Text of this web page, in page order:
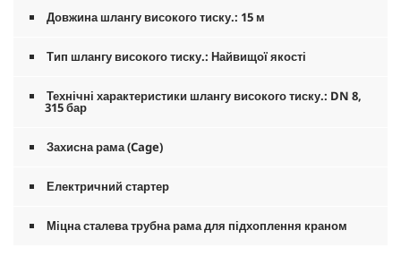
Довжина шлангу високого тиску.: 15 м
Тип шлангу високого тиску.: Найвищої якості
Технічні характеристики шлангу високого тиску.: DN 8,
315 бар
Захисна рама (Cage)
Електричний стартер
Міцна сталева трубна рама для підхоплення краном